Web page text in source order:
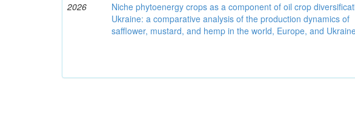
2026
Niche phytoenergy crops as a component of oil crop
Ukraine: a comparative analysis of the production dynamics of
safflower, mustard, and hemp in the world, Europe, and